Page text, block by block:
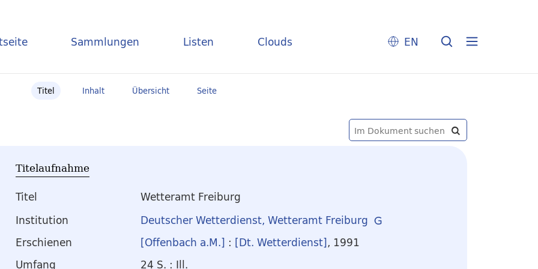
Sammlungen Listen Clouds EN
Titel Inhalt Übersicht Seite
Titelaufnahme
Titel
Wetteramt Freiburg
Institution
Deutscher Wetterdienst, Wetteramt Freiburg
Erschienen
[Offenbach a.M.] : [Dt. Wetterdienst], 1991
Umfang
24 S. : Ill.